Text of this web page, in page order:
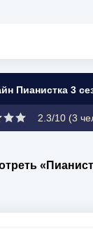
Пианистка 3
2.3/10 (3